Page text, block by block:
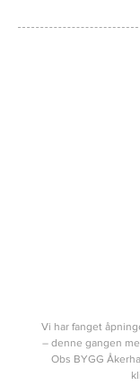
Vi har fanget
– denne gangen
Obs BYGG